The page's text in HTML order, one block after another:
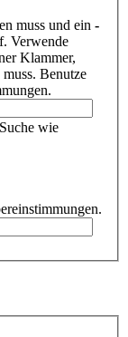
muss und ein -
Verwende
Klammer,
Benutze
wie